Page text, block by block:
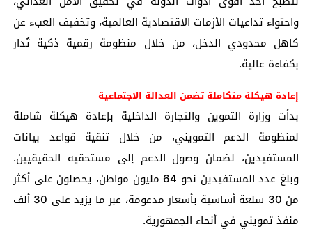
واحتواء تداعيات الأزمات الاقتصادية العالمية، وتخفيف العبء عن
كاهل محدودي الدخل، من خلال منظومة رقمية ذكية تُدار
بكفاءة عالية.
إعادة هيكلة متكاملة تضمن العدالة الاجتماعية
بدأت وزارة التموين والتجارة الداخلية بإعادة هيكلة شاملة
لمنظومة الدعم التمويني، من خلال تنقية قواعد بيانات
المستفيدين، لضمان وصول الدعم إلى مستحقيه الحقيقيين.
وبلغ عدد المستفيدين نحو 64 مليون مواطن، يحصلون على أكثر
من 30 سلعة أساسية بأسعار مدعومة، عبر ما يزيد على 30 ألف
منفذ تمويني في أنحاء الجمهورية.